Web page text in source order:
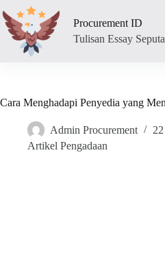
to
content
Procurement ID
Tulisan Essay
Cara Menghadapi Penyedia yang
Admin Procurement
Artikel Pengadaan